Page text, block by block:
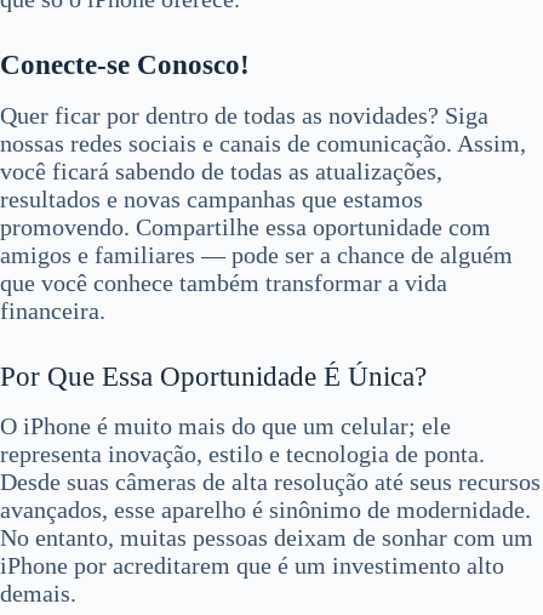
Conecte-se Conosco!
Quer ficar por dentro de todas as novidades? Siga
nossas redes sociais e canais de comunicação. Assim,
você ficará sabendo de todas as atualizações,
resultados e novas campanhas que estamos
promovendo. Compartilhe essa oportunidade com
amigos e familiares — pode ser a chance de alguém
que você conhece também transformar a vida
financeira.
Por Que Essa Oportunidade É Única?
O iPhone é muito mais do que um celular; ele
representa inovação, estilo e tecnologia de ponta.
Desde suas câmeras de alta resolução até seus recursos
avançados, esse aparelho é sinônimo de modernidade.
No entanto, muitas pessoas deixam de sonhar com um
iPhone por acreditarem que é um investimento alto
demais.